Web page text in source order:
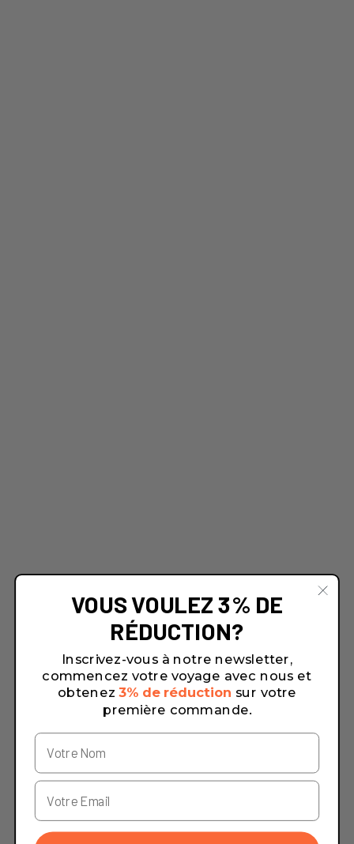
VOUS VOULEZ 3% DE
RÉDUCTION?
Inscrivez-vous à notre newsletter,
commencez votre voyage avec nous et
obtenez 3% de réduction sur votre
première commande.